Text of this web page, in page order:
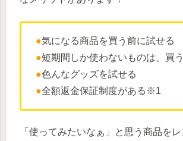
●気になる商品を買う前に試せる
●短期間しか使わないものは、買
●色んなグッズを試せる
●全額返金保証制度がある※1
「使ってみたいなぁ」と思う商品を